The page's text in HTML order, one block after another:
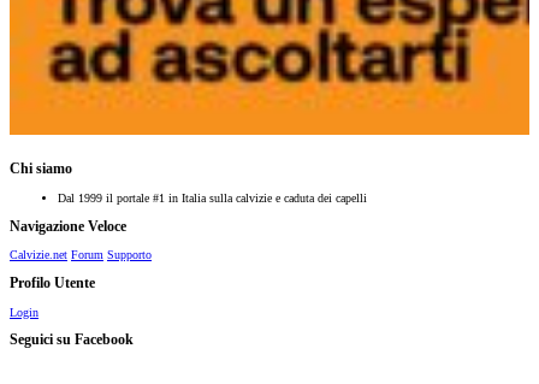
Chi siamo
Dal 1999 il portale #1 in Italia sulla calvizie e caduta dei capelli
Navigazione Veloce
Calvizie.net Forum Supporto
Profilo Utente
Login
Seguici su Facebook